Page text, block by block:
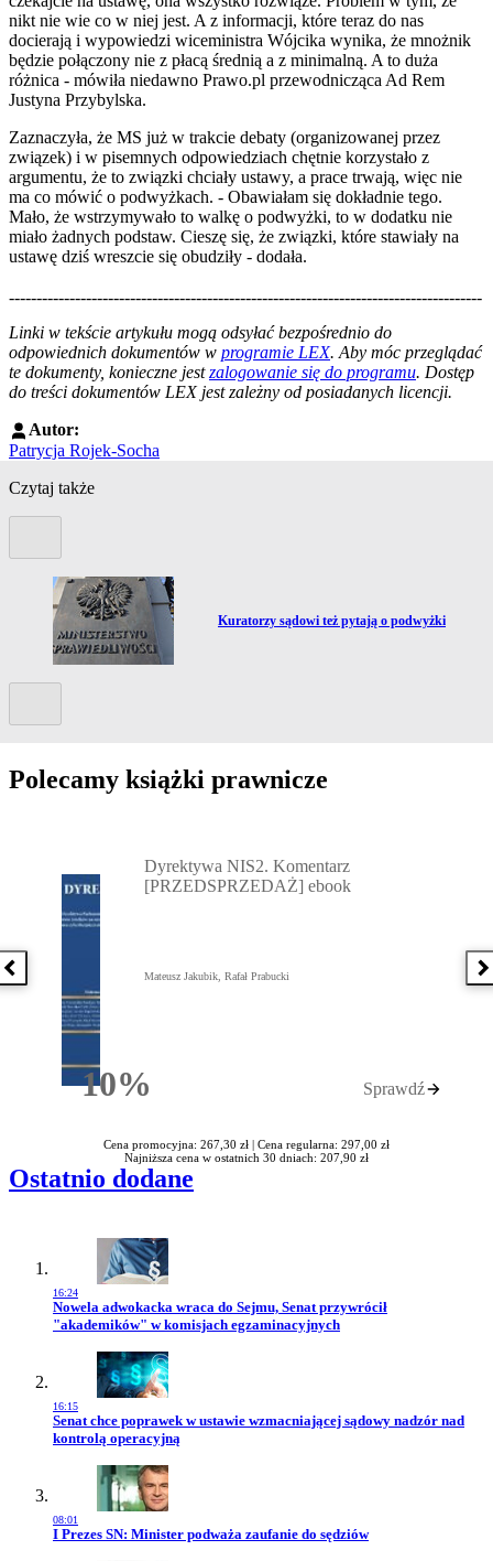
nikt nie wie co w niej jest. A z informacji, które teraz do nas
docierają i wypowiedzi wiceministra Wójcika wynika, że mnożnik
będzie połączony nie z płacą średnią a z minimalną. A to duża
różnica - mówiła niedawno Prawo.pl przewodnicząca Ad Rem
Justyna Przybylska.
Zaznaczyła, że MS już w trakcie debaty (organizowanej przez
związek) i w pisemnych odpowiedziach chętnie korzystało z
argumentu, że to związki chciały ustawy, a prace trwają, więc nie
ma co mówić o podwyżkach. - Obawiałam się dokładnie tego.
Mało, że wstrzymywało to walkę o podwyżki, to w dodatku nie
miało żadnych podstaw. Cieszę się, że związki, które stawiały na
ustawę dziś wreszcie się obudziły - dodała.
--------------------------------------------------------------------------------------
Linki w tekście artykułu mogą odsyłać bezpośrednio do
odpowiednich dokumentów w programie LEX. Aby móc przeglądać
te dokumenty, konieczne jestzalogowanie się do programu. Dostęp
do treści dokumentów LEX jest zależny od posiadanych licencji.
Autor:
Patrycja Rojek-Socha
Czytaj także
Przejdź do artykułu:
Kuratorzy sądowi też pytają o podwyżki
Polecamy książki prawnicze
Poprzednia książka
10%Rabatu
Dyrektywa NIS2. Komentarz
[PRZEDSPRZEDAŻ] ebook
Mateusz Jakubik, Rafał Prabucki
Sprawdź
Cena promocyjna: 267,30 zł | Cena regularna: 297,00 zł
Najniższa cena w ostatnich 30 dniach: 207,90 zł
Ostatnio dodane
16:24
Przejdź do artykułu:
Nowela adwokacka wraca do Sejmu, Senat przywrócił
"akademików" w komisjach egzaminacyjnych
16:15
Przejdź do artykułu:
Senat chce poprawek w ustawie wzmacniającej sądowy nadzór nad
kontrolą operacyjną
08:01
Przejdź do artykułu:
I Prezes SN: Minister podważa zaufanie do sędziów